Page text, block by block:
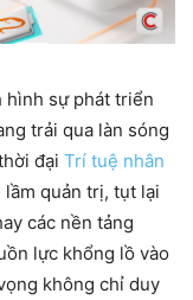
sự phát triển
trải qua làn sóng
đại Trí tuệ nhân
lầm quản trị, tụt lại
các nền tảng
lực khổng lồ vào
không chỉ duy